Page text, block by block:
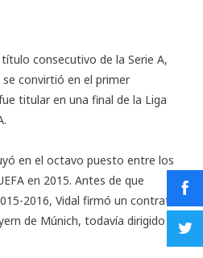
consecutivo de la Serie A,
se convirtió en el primer
titular en una final de la Liga
en el octavo puesto entre los
en 2015. Antes de que
2016, Vidal firmó un contrato
de Múnich, todavía dirigido